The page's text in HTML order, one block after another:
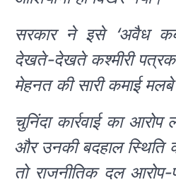
सरकार ने इसे ‘अवैध
देखते-देखते कश्मीरी
मेहनत की सारी कमाई
चुनिंदा कार्रवाई का
और उनकी बदहाल स्थिति
तो राजनीतिक दल आरोप-